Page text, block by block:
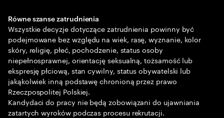
Równe szanse zatrudnienia
Wszystkie decyzje dotyczące zatrudnienia powinny być
podejmowane bez względu na wiek, rasę, wyznanie, kolor
skóry, religię, płeć, pochodzenie, status osoby
niepełnosprawnej, orientację seksualną, tożsamość lub
ekspresję płciową, stan cywilny, status obywatelski lub
jakąkolwiek inną podstawę chronioną przez prawo
Rzeczpospolitej Polskiej.
Kandydaci do pracy nie będą zobowiązani do ujawniania
zatartych wyroków podczas procesu rekrutacji.